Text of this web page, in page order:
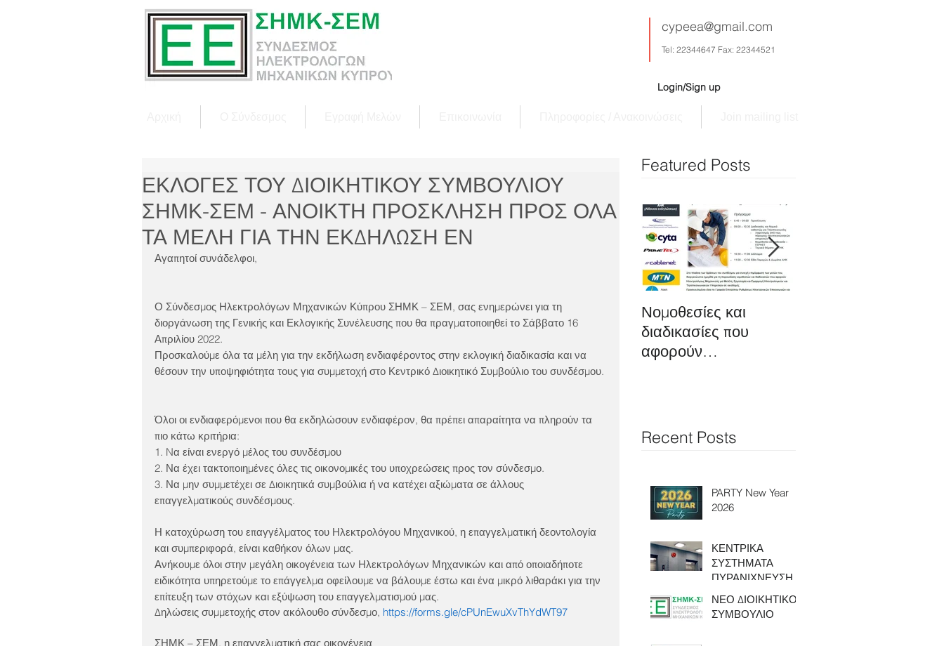
cypeea@gmail.com
Tel: 22344647 Fax: 22344521
Login/Sign up
ΕΚΛΟΓΕΣ ΤΟΥ ΔΙΟΙΚΗΤΙΚΟΥ ΣΥΜΒΟΥΛΙΟΥ
ΣΗΜΚ-ΣΕΜ - ΑΝΟΙΚΤΗ ΠΡΟΣΚΛΗΣΗ ΠΡΟΣ ΟΛΑ
ΤΑ ΜΕΛΗ ΓΙΑ ΤΗΝ ΕΚΔΗΛΩΣΗ ΕΝ
Αγαπητοί συνάδελφοι,
Ο Σύνδεσμος Ηλεκτρολόγων Μηχανικών Κύπρου ΣΗΜΚ – ΣΕΜ, σας ενημερώνει για τη
διοργάνωση της Γενικής και Εκλογικής Συνέλευσης που θα πραγματοποιηθεί το Σάββατο 16
Απριλίου 2022.
Προσκαλούμε όλα τα μέλη για την εκδήλωση ενδιαφέροντος στην εκλογική διαδικασία και να
θέσουν την υποψηφιότητα τους για συμμετοχή στο Κεντρικό Διοικητικό Συμβούλιο του συνδέσμου.
Όλοι οι ενδιαφερόμενοι που θα εκδηλώσουν ενδιαφέρον, θα πρέπει απαραίτητα να πληρούν τα
πιο κάτω κριτήρια:
1. Nα είναι ενεργό μέλος του συνδέσμου
2. Να έχει τακτοποιημένες όλες τις οικονομικές του υποχρεώσεις προς τον σύνδεσμο.
3. Να μην συμμετέχει σε Διοικητικά συμβούλια ή να κατέχει αξιώματα σε άλλους
επαγγελματικούς συνδέσμους.
Η κατοχύρωση του επαγγέλματος του Ηλεκτρολόγου Μηχανικού, η επαγγελματική δεοντολογία
και συμπεριφορά, είναι καθήκον όλων μας.
Ανήκουμε όλοι στην μεγάλη οικογένεια των Ηλεκτρολόγων Μηχανικών και από οποιαδήποτε
ειδικότητα υπηρετούμε το επάγγελμα οφείλουμε να βάλουμε έστω και ένα μικρό λιθαράκι για την
επίτευξη των στόχων και εξύψωση του επαγγελματισμού μας.
Δηλώσεις συμμετοχής στον ακόλουθο σύνδεσμο, https://forms.gle/cPUnEwuXvThYdWT97
ΣΗΜΚ – ΣΕΜ, η επαγγελματική σας οικογένεια
Featured Posts
Νομοθεσίες και
διαδικασίες που
αφορούν
Εγκατάσταση
Ηλεκτρολο
Recent Posts
PARTY New Year
2026
ΚΕΝΤΡΙΚΑ
ΣΥΣΤΗΜΑΤΑ
ΠΥΡΑΝΙΧΝΕΥΣΗΣ
ΜΕ ΜΠΑΤΑΡΙΕΣ
ΝΕΟ ΔΙΟΙΚΗΤΙΚΟ
ΣΥΜΒΟΥΛΙΟ